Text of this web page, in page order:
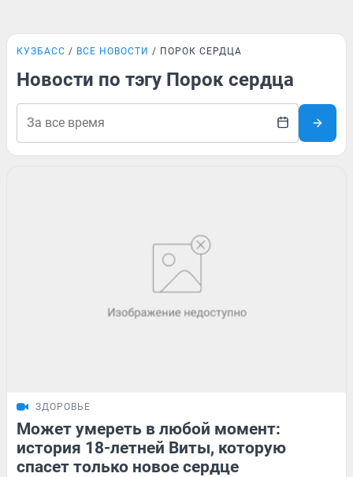
КУЗБАСС ВСЕ НОВОСТИ ПОРОК СЕРДЦА
Новости по тэгу Порок сердца
ЗДОРОВЬЕ
Может умереть в любой момент:
история 18-летней Виты, которую
спасет только новое сердце